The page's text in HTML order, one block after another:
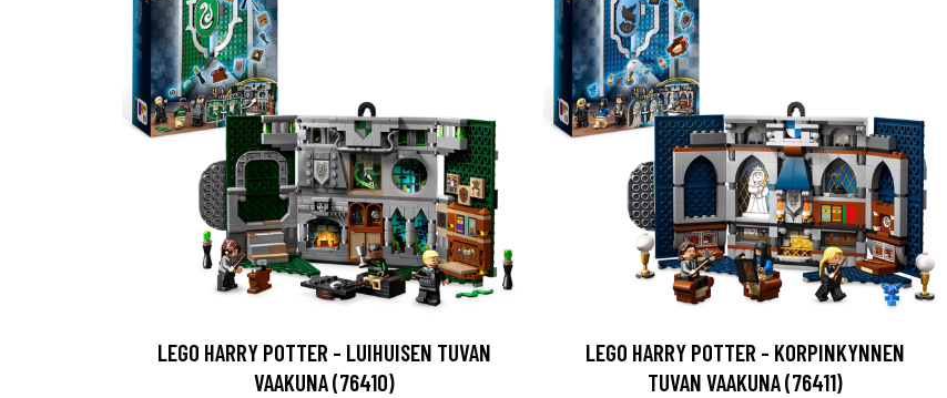
LEGO HARRY POTTER - LUIHUISEN TUVAN
VAAKUNA (76410)
LEGO HARRY POTTER - KORPINKYNNEN
TUVAN VAAKUNA (76411)